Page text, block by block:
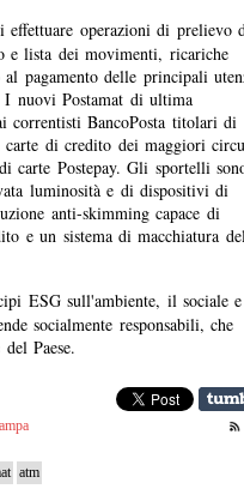
operazioni di prelievo
e lista dei movimenti, ricariche
pagamento delle principali
nuovi Postamat di ultima
correntisti BancoPosta titolari di
carte di credito dei maggiori
carte Postepay. Gli sportelli
luminosità e di dispositivi di
anti-skimming capace di
e un sistema di macchiatura
ESG sull'ambiente, il sociale
socialmente responsabili, che
Paese.
atm